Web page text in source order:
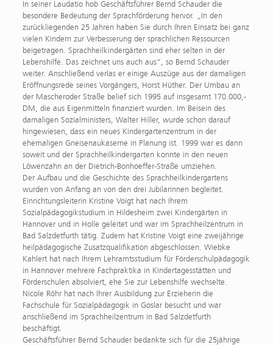
In seiner Laudatio hob Geschäftsführer Bernd Schauder die
besondere Bedeutung der Sprachförderung hervor. „In den
zurückliegenden 25 Jahren haben Sie durch Ihren Einsatz bei ganz
vielen Kindern zur Verbesserung der sprachlichen Ressourcen
beigetragen. Sprachheilkindergärten sind eher selten in der
Lebenshilfe. Das zeichnet uns auch aus“, so Bernd Schauder
weiter. Anschließend verlas er einige Auszüge aus der damaligen
Eröffnungsrede seines Vorgängers, Horst Hüther. Der Umbau an
der Mascheroder Straße belief sich 1995 auf insgesamt 170.000,-
DM, die aus Eigenmitteln finanziert wurden. Im Beisein des
damaligen Sozialministers, Walter Hiller, wurde schon darauf
hingewiesen, dass ein neues Kindergartenzentrum in der
ehemaligen Gneisenaukaserne in Planung ist. 1999 war es dann
soweit und der Sprachheilkindergarten konnte in den neuen
Löwenzahn an der Dietrich-Bonhoeffer-Straße umziehen.
Der Aufbau und die Geschichte des Sprachheilkindergartens
wurden von Anfang an von den drei Jubilarinnen begleitet.
Einrichtungsleiterin Kristine Voigt hat nach Ihrem
Sozialpädagogikstudium in Hildesheim zwei Kindergärten in
Hannover und in Holle geleitet und war im Sprachheilzentrum in
Bad Salzdetfurth tätig. Zudem hat Kristine Voigt eine zweijährige
heilpädagogische Zusatzqualifikation abgeschlossen. Wiebke
Kahlert hat nach Ihrem Lehramtsstudium für Förderschulpädagogik
in Hannover mehrere Fachpraktika in Kindertagesstätten und
Förderschulen absolviert, ehe Sie zur Lebenshilfe wechselte.
Nicole Röhr hat nach Ihrer Ausbildung zur Erzieherin die
Fachschule für Sozialpädagogik in Goslar besucht und war
anschließend im Sprachheilzentrum in Bad Salzdetfurth
beschäftigt.
Geschäftsführer Bernd Schauder bedankte sich für die 25jährige